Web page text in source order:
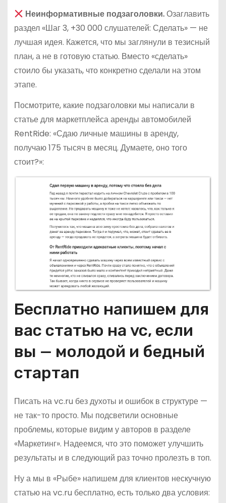
Неинформативные подзаголовки.Озаглавить
раздел «Шаг 3, +30 000 слушателей: Сделать» — не
лучшая идея. Кажется, что мы заглянули в тезисный
план, а не в готовую статью. Вместо «сделать»
стоило бы указать, что конкретно сделали на этом
этапе.
Посмотрите, какие подзаголовки мы написали в
статье для маркетплейса аренды автомобилей
RentRide: «Сдаю личные машины в аренду,
получаю 175 тысяч в месяц. Думаете, оно того
стоит?»:
Бесплатно напишем для
вас статью на vc, если
вы — молодой и бедный
стартап
Писать на vc.ru без духоты и ошибок в структуре —
не так-то просто. Мы подсветили основные
проблемы, которые видим у авторов в разделе
«Маркетинг». Надеемся, что это поможет улучшить
результаты и в следующий раз точно пролезть в топ.
Ну а мы в «Рыбе» напишем для клиентов нескучную
статью на vc.ru бесплатно, есть только два условия: